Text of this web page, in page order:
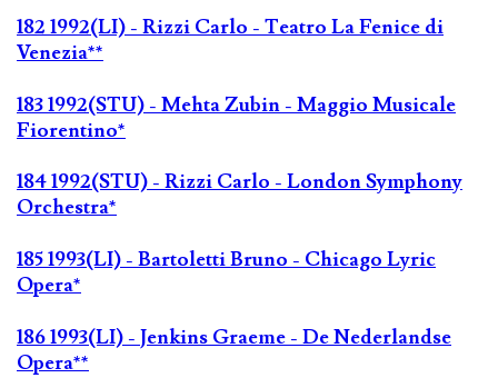
182 1992(LI) - Rizzi Carlo - Teatro La Fenice di
Venezia**
183 1992(STU) - Mehta Zubin - Maggio Musicale
Fiorentino*
184 1992(STU) - Rizzi Carlo - London Symphony
Orchestra*
185 1993(LI) - Bartoletti Bruno - Chicago Lyric
Opera*
186 1993(LI) - Jenkins Graeme - De Nederlandse
Opera**